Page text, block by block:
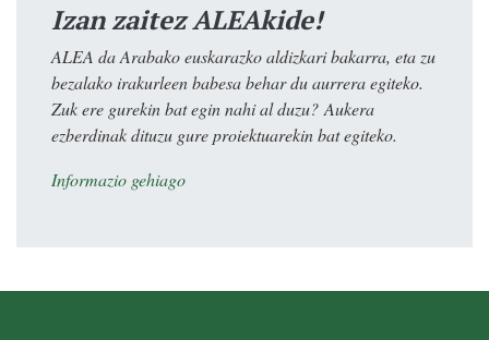
Izan zaitez ALEAkide!
ALEA da Arabako euskarazko aldizkari bakarra, eta zu
bezalako irakurleen babesa behar du aurrera egiteko.
Zuk ere gurekin bat egin nahi al duzu? Aukera
ezberdinak dituzu gure proiektuarekin bat egiteko.
Informazio gehiago